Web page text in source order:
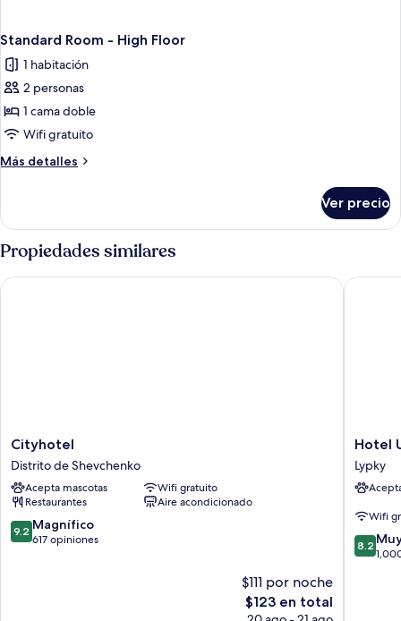
Standard Room - High Floor
1 habitación
2 personas
1 cama doble
Wifi gratuito
Más detalles
Más
Room
-
High
Floor
Ver precio
Propiedades similares
Cityhotel
Distrito
de
Shevchenko
Cityhotel
Distrito de Shevchenko
Acepta mascotas
Wifi gratuito
Restaurantes
Aire acondicionado
9.2
de
9.2 Magnífico
617 opiniones
$111 por noche
El
precio
$123 en total
Cityhotel
Hotel
Ukraine
Lypky
Hotel
Lypky
Wifi
8.2
de
8.2
Hotel